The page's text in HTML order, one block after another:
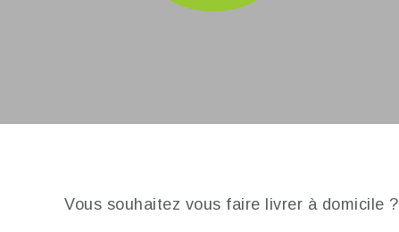
Vous souhaitez vous faire livrer à domicile ?